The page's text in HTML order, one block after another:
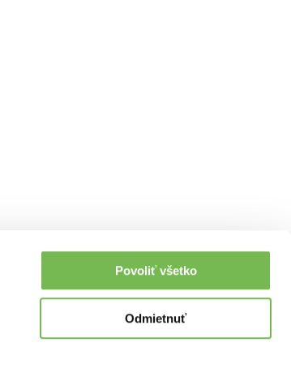
Povoliť všetko
Odmietnuť